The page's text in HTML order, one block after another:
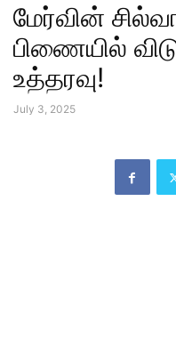
மேர்வின்
பிணையில்
உத்தரவு!
July 3, 2025